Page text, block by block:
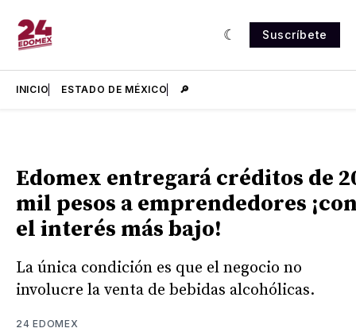
Suscríbete
INICIO ESTADO DE MÉXICO 🔎
Edomex entregará créditos de
mil pesos a emprendedores
el interés más bajo!
La única condición es que el negocio no
involucre la venta de bebidas alcohólicas.
24 EDOMEX